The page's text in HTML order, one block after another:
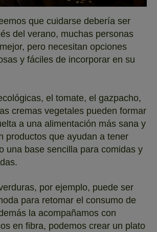
que cuidarse debería ser
del verano, muchas personas
pero necesitan opciones
y fáciles de incorporar en su
el tomate, el gazpacho,
cremas vegetales pueden formar
a una alimentación más sana y
productos que ayudan a tener
una base sencilla para comidas y
por ejemplo, puede ser
para retomar el consumo de
la acompañamos con
en fibra, podemos crear un plato